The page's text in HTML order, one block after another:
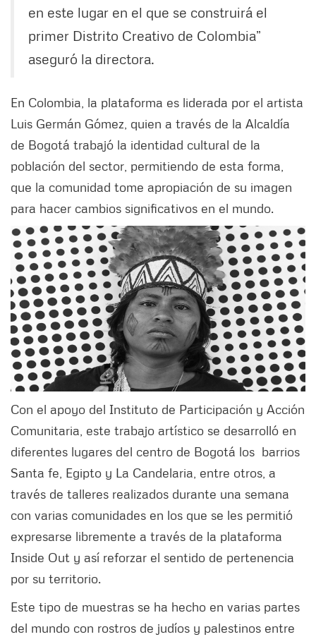
en este lugar en el que se construirá el
primer Distrito Creativo de Colombia”
aseguró la directora.
En Colombia, la plataforma es liderada por el artista
Luis Germán Gómez, quien a través de la Alcaldía
de Bogotá trabajó la identidad cultural de la
población del sector, permitiendo de esta forma,
que la comunidad tome apropiación de su imagen
para hacer cambios significativos en el mundo.
Con el apoyo del Instituto de Participación y Acción
Comunitaria, este trabajo artístico se desarrolló en
diferentes lugares del centro de Bogotá los barrios
Santa fe, Egipto y La Candelaria, entre otros, a
través de talleres realizados durante una semana
con varias comunidades en los que se les permitió
expresarse libremente a través de la plataforma
Inside Out y así reforzar el sentido de pertenencia
por su territorio.
Este tipo de muestras se ha hecho en varias partes
del mundo con rostros de judíos y palestinos entre